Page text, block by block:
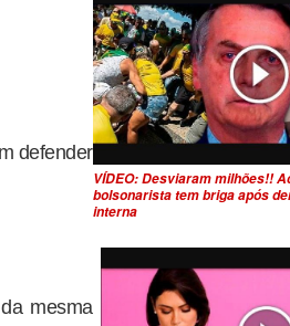
defender
mesma
VÍDEO: Desviaram milhões!!
bolsonarista tem briga após
interna